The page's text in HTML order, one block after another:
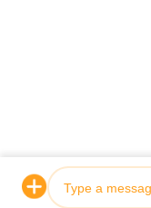
นโยบายความเป็นส่วนตัวจี
2020-2026 GUANGDONG